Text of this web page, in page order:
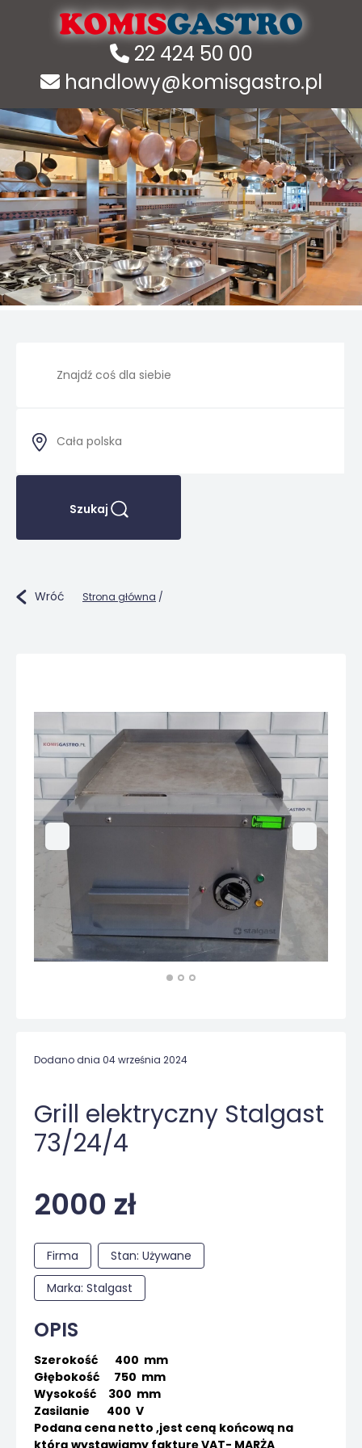
22 424 50 00
handlowy@komisgastro.pl
Szukaj
Wróć Strona główna /
Dodano dnia 04 września 2024
Grill elektryczny Stalgast
73/24/4
2000 zł
Firma
Stan: Używane
Marka: Stalgast
OPIS
Szerokość 400 mm
Głębokość 750 mm
Wysokość 300 mm
Zasilanie 400 V
Podana cena netto ,jest ceną końcową na